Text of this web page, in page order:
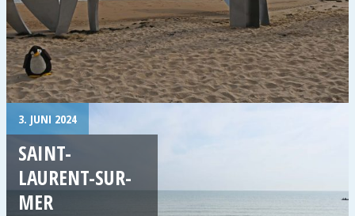
3. JUNI 2024
SAINT-
LAURENT-SUR-
MER